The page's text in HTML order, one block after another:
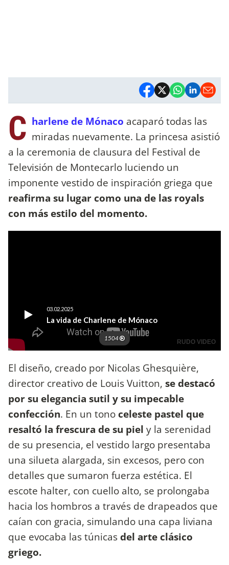
C harlene de Mónaco acaparó todas las
miradas nuevamente. La princesa asistió
a la ceremonia de clausura del Festival de
Televisión de Montecarlo luciendo un
imponente vestido de inspiración griega que
reafirma su lugar como una de las royals
con más estilo del momento.
El diseño, creado por Nicolas Ghesquière,
director creativo de Louis Vuitton, se destacó
por su elegancia sutil y su impecable
confección. En un tono celeste pastel que
resaltó la frescura de su piel y la serenidad
de su presencia, el vestido largo presentaba
una silueta alargada, sin excesos, pero con
detalles que sumaron fuerza estética. El
escote halter, con cuello alto, se prolongaba
hacia los hombros a través de drapeados que
caían con gracia, simulando una capa liviana
que evocaba las túnicasdel arte clásico
griego.